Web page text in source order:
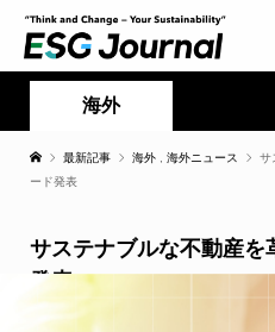
海外
最新記事 海外 海外ニュース
サ
ード発表
サステナブルな不動産を
発表